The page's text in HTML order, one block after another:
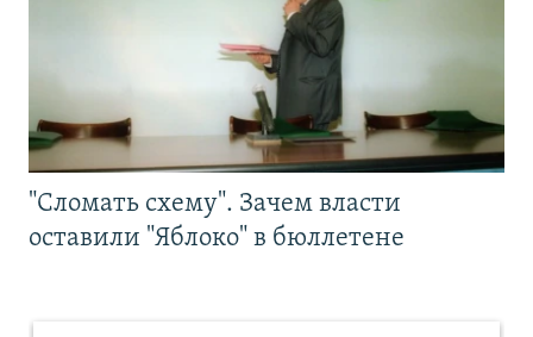
"Сломать схему". Зачем власти
оставили "Яблоко" в бюллетене